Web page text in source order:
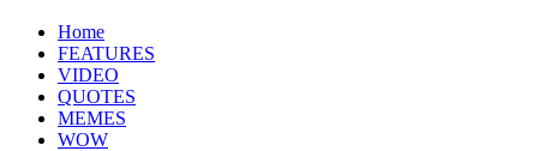
Home
FEATURES
VIDEO
QUOTES
MEMES
WOW